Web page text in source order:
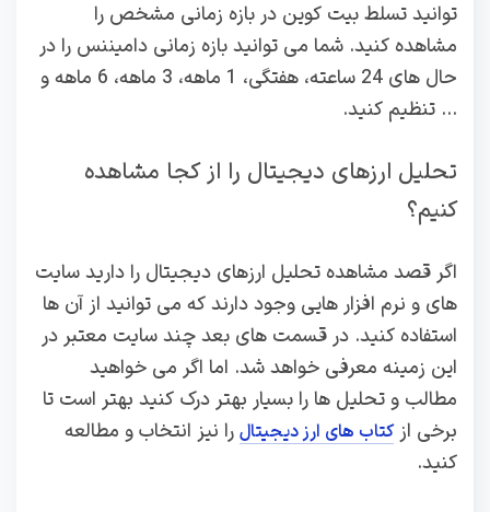
توانید تسلط بیت کوین در بازه زمانی مشخص را
مشاهده کنید. شما می توانید بازه زمانی دامیننس را در
حال های 24 ساعته، هفتگی، 1 ماهه، 3 ماهه، 6 ماهه و
… تنظیم کنید.
تحلیل ارزهای دیجیتال را از کجا مشاهده
کنیم؟
اگر قصد مشاهده تحلیل ارزهای دیجیتال را دارید سایت
های و نرم افزار هایی وجود دارند که می توانید از آن ها
استفاده کنید. در قسمت های بعد چند سایت معتبر در
این زمینه معرفی خواهد شد. اما اگر می خواهید
مطالب و تحلیل ها را بسیار بهتر درک کنید بهتر است تا
برخی ازکتاب های ارز دیجیتال را نیز انتخاب و مطالعه
کنید.